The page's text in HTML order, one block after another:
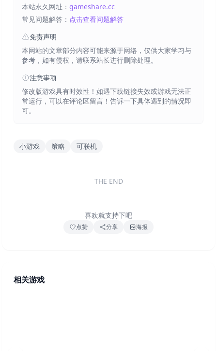
本站永久网址： gameshare.cc
常见问题解答： 点击查看问题解答
免责声明
本网站的文章部分内容可能来源于网络，仅供大家学习与
参考，如有侵权，请联系站长进行删除处理。
注意事项
修改版游戏具有时效性！如遇下载链接失效或游戏无法正
常运行，可以在评论区留言！告诉一下具体遇到的情况即
可。
小游戏 策略 可联机
THE END
喜欢就支持下吧
点赞 分享 海报
相关游戏